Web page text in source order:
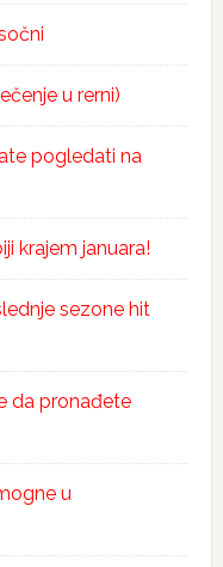
u rerni)
pogledati na
krajem januara!
sezone hit
da pronađete
u